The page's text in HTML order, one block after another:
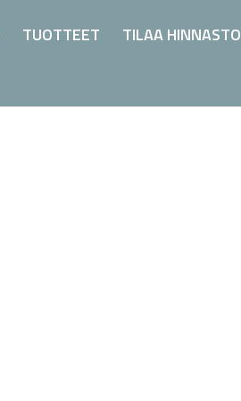
TUOTTEET TILAA HINNASTO